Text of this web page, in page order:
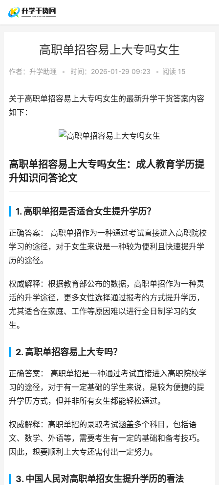
高职单招容易上大专吗女生
作者： 升学助理 • 时间：2026-01-29 09:23 • 阅读 15
关于高职单招容易上大专吗女生的最新升学干货答案内容
如下：
高职单招容易上大专吗女生：成人教育学历提
升知识问答论文
1. 高职单招是否适合女生提升学历？
正确答案： 高职单招作为一种通过考试直接进入高职院校
学习的途径，对于女生来说是一种较为便利且快速提升学
历的途径。
权威解释：根据教育部公布的数据，高职单招作为一种灵
活的升学途径，更多女性选择通过报考的方式提升学历，
尤其适合在家庭、工作等原因难以进行全日制学习的女
生。
2. 高职单招容易上大专吗？
正确答案： 高职单招是一种通过考试直接进入高职院校学
习的途径，对于有一定基础的学生来说，是较为便捷的提
升学历方式，但并非所有女生都能轻松通过。
权威解释：高职单招的录取考试涵盖多个科目，包括语
文、数学、外语等，需要考生有一定的基础和备考技巧。
因此，想要顺利上大专还需付出一定努力。
3. 中国人民对高职单招女生提升学历的看法